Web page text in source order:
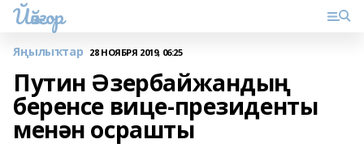
Йәйғор
Яңылыҡтар 28 НОЯБРЯ 2019, 06:25
Путин Әзербайжандың
беренсе вице-президенты
менән осрашты